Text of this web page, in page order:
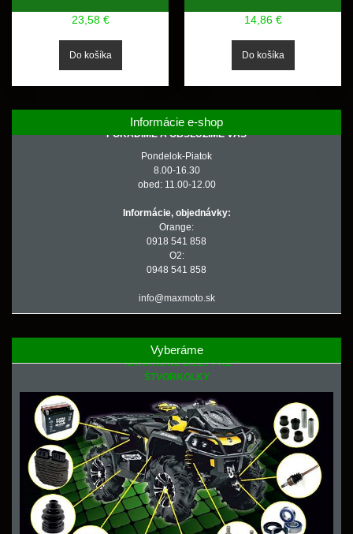
23,58 € 14,86 €
Informácie e-shop
PORADÍME A OBSLÚŽIME VÁS
Pondelok-Piatok
8.00-16.30
obed: 11.00-12.00
Informácie, objednávky:
Orange:
0918 541 858
O2:
0948 541 858
info@maxmoto.sk
Vyberáme
NÁHRADNÉ DIELY PRE
ŠTVORKOLKY